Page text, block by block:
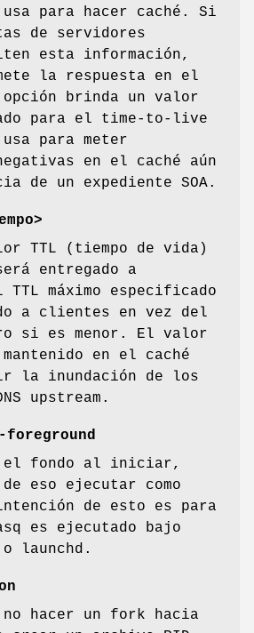
usa para hacer caché. Si
de servidores
esta información,
la respuesta en el
opción brinda un valor
para el time-to-live
usa para meter
en el caché aún
de un expediente SOA.
TTL (tiempo de vida)
entregado a
máximo especificado
a clientes en vez del
si es menor. El valor
en el caché
la inundación de los
upstream.
el fondo al iniciar,
eso ejecutar como
de esto es para
es ejecutado bajo
o launchd.
no hacer un fork hacia